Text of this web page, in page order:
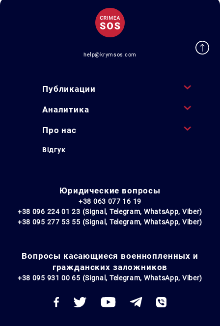
help@krymsos.com
Публикации
Аналитика
Про нас
Відгук
Юридические вопросы
+38 063 077 16 19
+38 096 224 01 23 (Signal, Telegram, WhatsApp, Viber)
+38 095 277 53 55 (Signal, Telegram, WhatsApp, Viber)
Вопросы касающиеся военнопленных и
гражданских заложников
+38 095 931 00 65 (Signal, Telegram, WhatsApp, Viber)